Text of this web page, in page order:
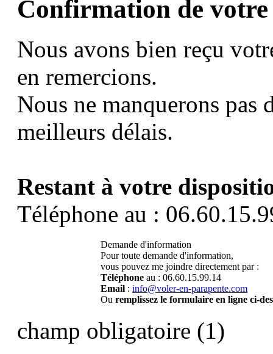
Confirmation de votre
Nous avons bien reçu
en remercions.
Nous ne manquerons pas
meilleurs délais.
Restant à votre
Téléphone au :
Demande d'information
Pour toute demande d'information,
vous pouvez me joindre directement par :
Téléphone au : 06.60.15.99.14
Email : info@voler-en-parapente.com
Ou remplissez le formulaire en ligne ci-
champ obligatoire (1)